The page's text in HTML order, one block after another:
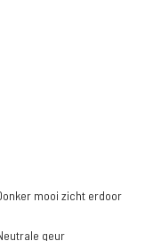
mooi zicht erdoor
geur